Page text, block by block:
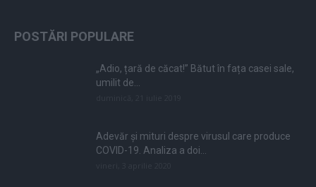
POSTĂRI POPULARE
„Adio, țară de căcat!” Bătut în fața casei sale,
umilit de...
Adevăr și mituri despre virusul care produce
COVID-19. Analiza a doi...